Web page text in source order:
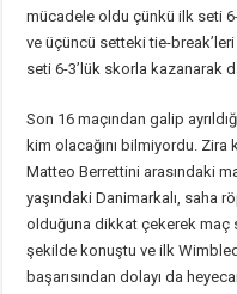
mücadele oldu çünkü ilk seti
ve üçüncü setteki tie-
seti 6-3’lük skorla kazanarak
Son 16 maçından galip
kim olacağını bilmiyordu.
Matteo Berrettini arasındaki
yaşındaki Danimarkalı, saha
olduğuna dikkat çekerek maç
şekilde konuştu ve ilk
başarısından dolayı da